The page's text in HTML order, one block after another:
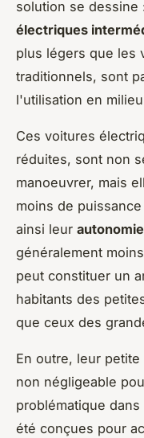
solution se dessine
électriques
plus légers que les
traditionnels, sont
l'utilisation en
Ces voitures
réduites, sont non
manoeuvrer, mais
moins de
ainsi leur autonomie
généralement
peut constituer un
habitants des
que ceux des
En outre, leur
non négligeable
problématique
été conçues pour